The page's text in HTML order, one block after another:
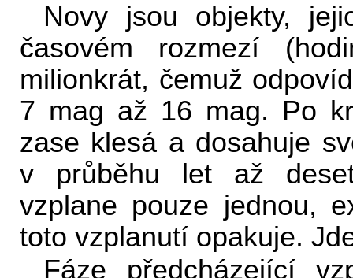
Novy jsou objekty,
časovém rozmezí
milionkrát, čemuž
7 mag až 16 mag. Po
zase klesá a dosahuje
v průběhu let až
vzplane pouze jednou,
toto vzplanutí opakuje.
Fáze předcházející